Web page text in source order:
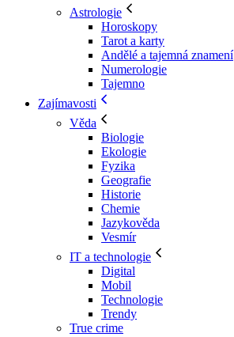
Astrologie
Horoskopy
Tarot a karty
Andělé a tajemná znamení
Numerologie
Tajemno
Zajímavosti
Věda
Biologie
Ekologie
Fyzika
Geografie
Historie
Chemie
Jazykověda
Vesmír
IT a technologie
Digital
Mobil
Technologie
Trendy
True crime